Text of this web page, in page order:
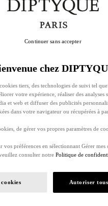
chez
tiers, des technologies de suivi tel
votre expérience, réaliser des analyses
et web et diffuser des publicités
dans votre navigateur ou récupérées à
de gérer vos propres paramètres de
préférences en sélectionnant Gérer mes
consulter notre Politique de
Autoriser
Continuer sans accepter